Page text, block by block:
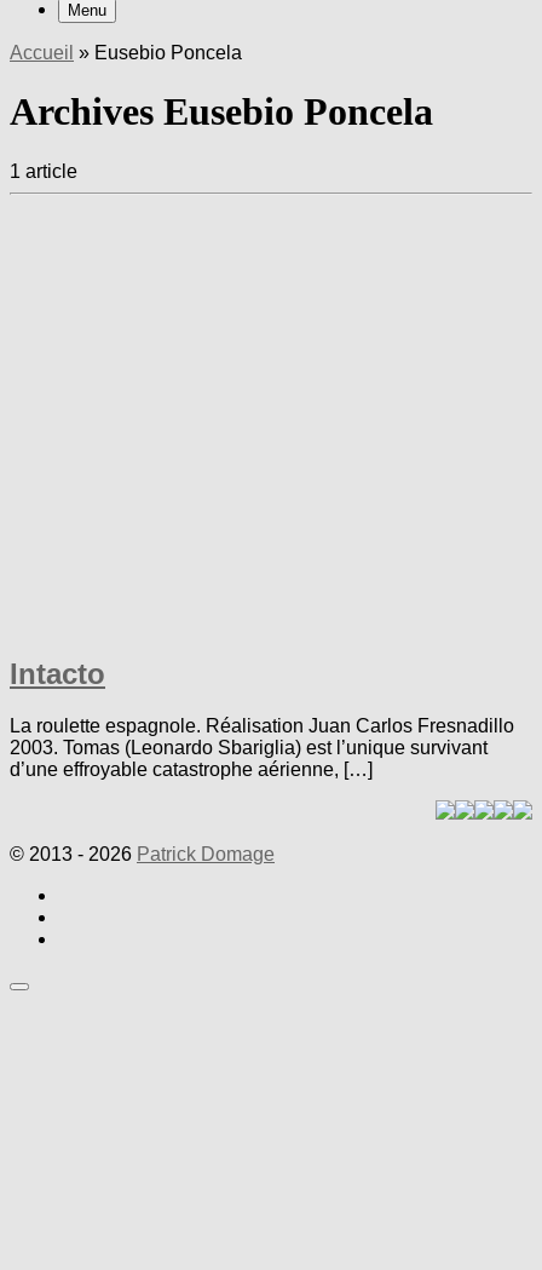
Menu
Accueil » Eusebio Poncela
Archives Eusebio Poncela
1 article
Intacto
La roulette espagnole. Réalisation Juan Carlos Fresnadillo
2003. Tomas (Leonardo Sbariglia) est l’unique survivant
d’une effroyable catastrophe aérienne, […]
© 2013 - 2026 Patrick Domage